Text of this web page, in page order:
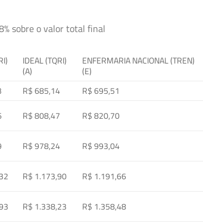
sobre o valor total final
IDEAL (TQRI)
(A)
ENFERMARIA NACIONAL (TREN)
(E)
R$ 685,14 R$ 695,51
R$ 808,47 R$ 820,70
R$ 978,24 R$ 993,04
R$ 1.173,90 R$ 1.191,66
R$ 1.338,23 R$ 1.358,48